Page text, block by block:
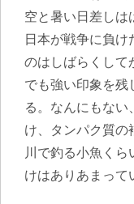
空と暑い日差しは
日本が戦争に負け
のはしばらくして
でも強い印象を残
る。なんにもない
け、タンパク質の
川で釣る小魚く
けはありあまって